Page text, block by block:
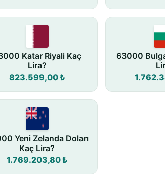
Katar Riyali Kaç
Lira?
823.599,00 ₺
63000
Yeni Zelanda Doları
Kaç Lira?
1.769.203,80 ₺